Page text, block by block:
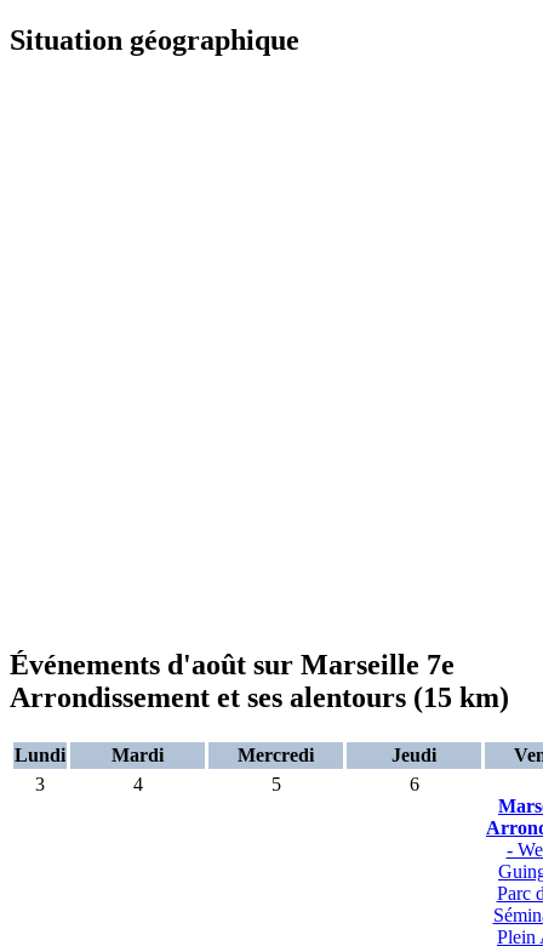
Situation géographique
Événements d'août sur Marseille 7e
Arrondissement et ses alentours (15 km)
Lundi Mardi Mercredi Jeudi
3
4 5
6
-
Parc
Plein